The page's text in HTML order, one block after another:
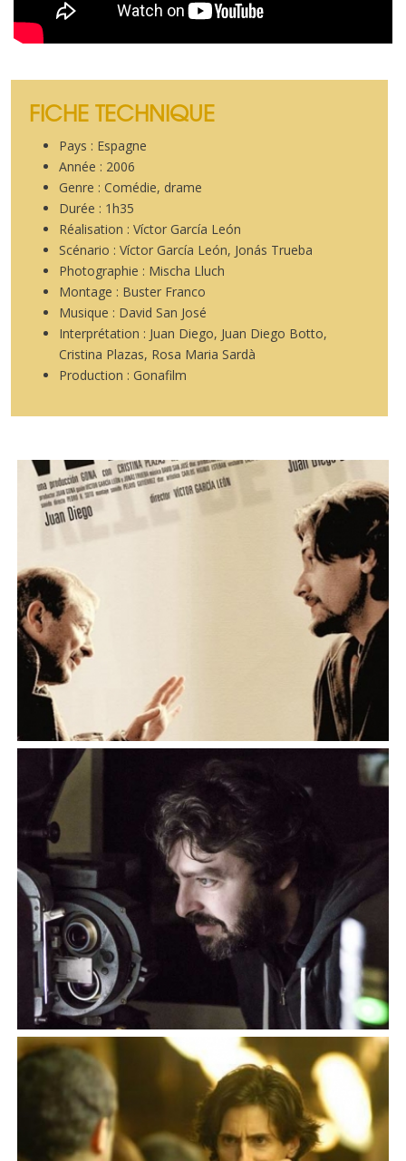
FICHE TECHNIQUE
Pays : Espagne
Année : 2006
Genre : Comédie, drame
Durée : 1h35
Réalisation : Víctor García León
Scénario : Víctor García León, Jonás Trueba
Photographie : Mischa Lluch
Montage : Buster Franco
Musique : David San José
Interprétation : Juan Diego, Juan Diego Botto,
Cristina Plazas, Rosa Maria Sardà
Production : Gonafilm